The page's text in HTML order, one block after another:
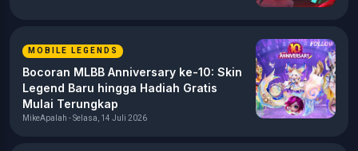
MOBILE LEGENDS
Bocoran MLBB Anniversary ke-10: Skin
Legend Baru hingga Hadiah Gratis
Mulai Terungkap
MikeApalah - Selasa, 14 Juli 2026